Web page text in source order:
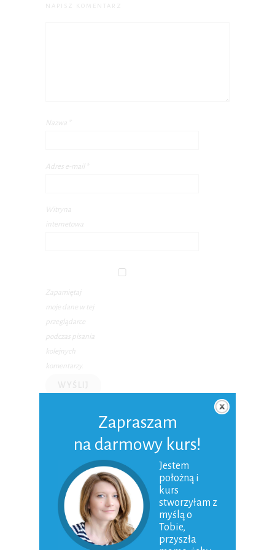
Nazwa
Adres e-mail
Witryna
internetowa
Zapamiętaj
moje dane w tej
przeglądarce
podczas pisania
kolejnych
komentarzy.
Zapraszam
na darmowy kurs!
Jestem
położną i
kurs
stworzyłam z
myślą o
Tobie,
przyszła